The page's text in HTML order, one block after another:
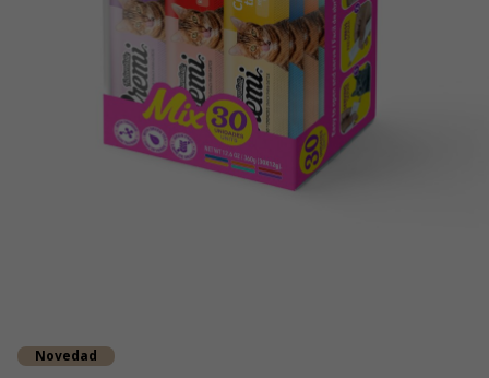
Novedad